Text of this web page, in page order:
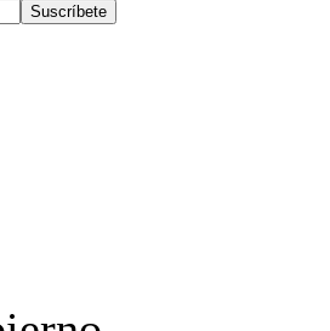
Suscríbete